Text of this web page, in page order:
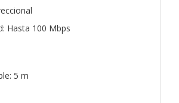
Hasta 100 Mbps
5 m